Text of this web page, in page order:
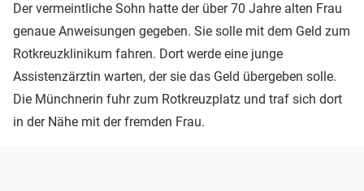
Der vermeintliche Sohn hatte der über 70 Jahre alten Frau
genaue Anweisungen gegeben. Sie solle mit dem Geld zum
Rotkreuzklinikum fahren. Dort werde eine junge
Assistenzärztin warten, der sie das Geld übergeben solle.
Die Münchnerin fuhr zum Rotkreuzplatz und traf sich dort
in der Nähe mit der fremden Frau.